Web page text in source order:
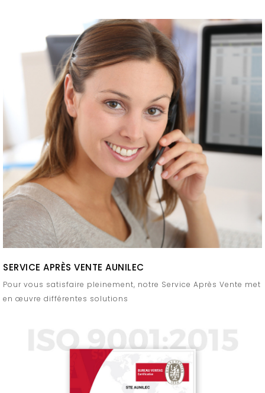
SERVICE APRÈS VENTE AUNILEC
Pour vous satisfaire pleinement, notre Service Après­ Vente met
en œuvre différentes solutions